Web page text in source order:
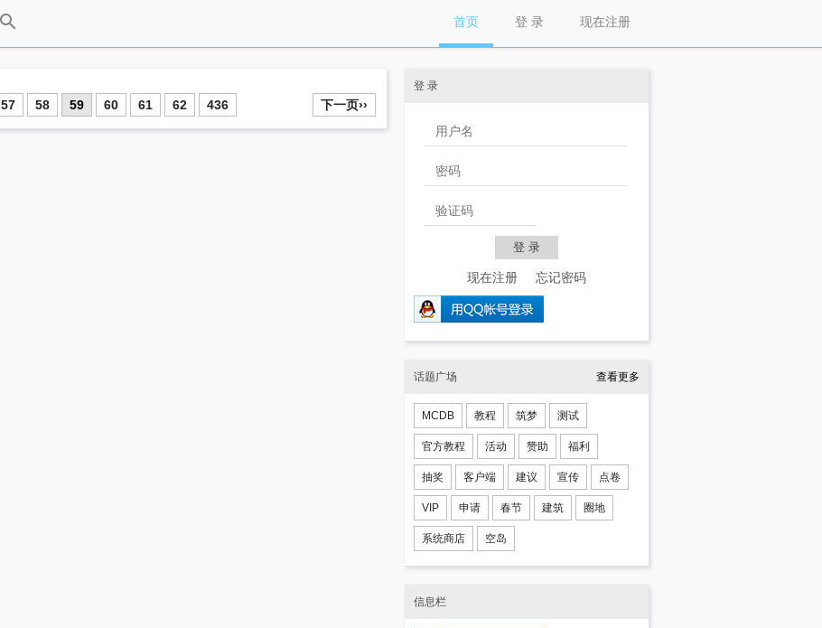
现在注册
登 录
首页
57 58 59 60 61 62 436 下一页››
登 录
现在注册 忘记密码
话题广场 查看更多
MCDB 教程 筑梦 测试
官方教程 活动 赞助 福利
抽奖 客户端 建议 宣传 点卷
VIP 申请 春节 建筑 圈地
系统商店 空岛
信息栏